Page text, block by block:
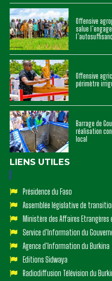
Offensive
salue
Offensive
périmètre
Barrage de
réalisation
local
LIENS UTILES
Présidence du Faso
Assemblée législative de
Ministère des Affaires
Service d'Information du
Agence d'Information du Burkina
Editions Sidwaya
Radiodiffusion Télévision du